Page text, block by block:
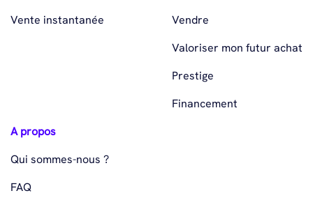
Vente instantanée
Vendre
Valoriser mon futur achat
Prestige
Financement
A propos
Qui sommes-nous ?
FAQ